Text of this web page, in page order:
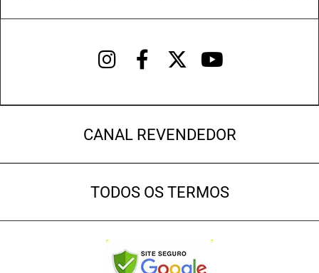
CANAL REVENDEDOR
TODOS OS TERMOS